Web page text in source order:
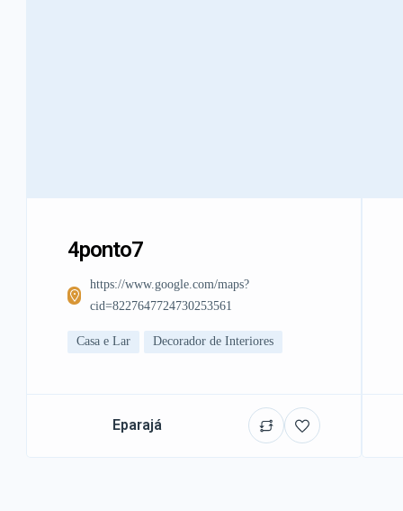
4ponto7
https://www.google.com/maps?
cid=8227647724730253561
Casa e Lar Decorador de Interiores
Eparajá